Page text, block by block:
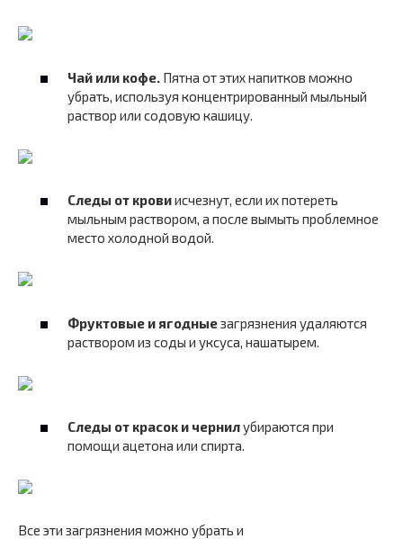
Чай или кофе. Пятна от этих напитков можно
убрать, используя концентрированный мыльный
раствор или содовую кашицу.
Следы от кровиисчезнут, если их потереть
мыльным раствором, а после вымыть проблемное
место холодной водой.
Фруктовые и ягодныезагрязнения удаляются
раствором из соды и уксуса, нашатырем.
Следы от красок и чернилубираются при
помощи ацетона или спирта.
Все эти загрязнения можно убрать и